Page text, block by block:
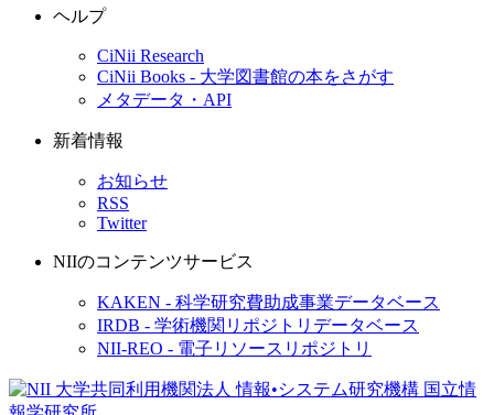
ヘルプ
CiNii Research
CiNii Books - 大学図書館の本をさがす
メタデータ・API
新着情報
お知らせ
RSS
Twitter
NIIのコンテンツサービス
KAKEN - 科学研究費助成事業データベース
IRDB - 学術機関リポジトリデータベース
NII-REO - 電子リソースリポジトリ